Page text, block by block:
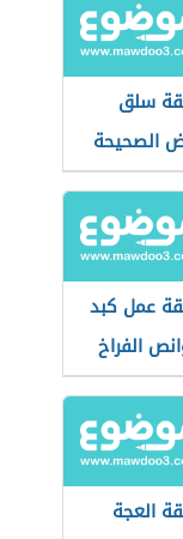
سلق
الصحيحة
عمل كبد
الفراخ
العجة